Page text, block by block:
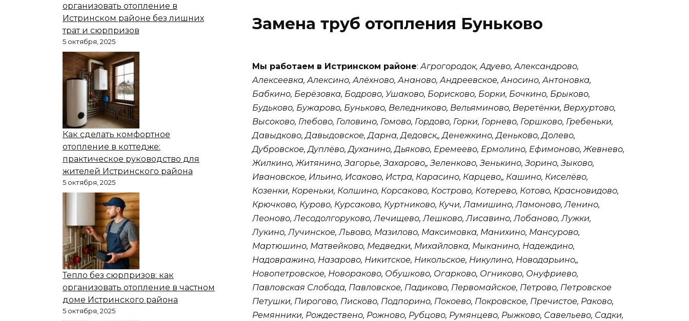
Замена труб отопления Буньково
Мы работаем в Истринском районе:Агрогородок, Адуево, Александрово,
Алексеевка, Алексино, Алёхново, Ананово, Андреевское, Аносино, Антоновка,
Бабкино, Берёзовка, Бодрово, Ушаково, Борисково, Борки, Бочкино, Брыково,
Будьково, Бужарово, Буньково, Веледниково, Вельяминово, Веретёнки, Верхуртово,
Высоково, Глебово, Головино, Гомово, Гордово, Горки, Горнево, Горшково, Гребеньки,
Давыдково, Давыдовское, Дарна, Дедовск,, Денежкино, Деньково, Долево,
Дубровское, Дуплёво, Духанино, Дьяково, Еремеево, Ермолино, Ефимоново, Жевнево,
Жилкино, Житянино, Загорье, Захарово,, Зеленково, Зенькино, Зорино, Зыково,
Ивановское, Ильино, Исаково, Истра, Карасино, Карцево,, Кашино, Киселёво,
Козенки, Кореньки, Колшино, Корсаково, Кострово, Котерево, Котово, Красновидово,
Крючково, Курово, Курсаково, Куртниково, Кучи, Ламишино, Ламоново, Ленино,
Леоново, Лесодолгоруково, Лечищево, Лешково, Лисавино, Лобаново, Лужки,
Лукино, Лучинское, Львово, Мазилово, Максимовка, Манихино, Мансурово,
Мартюшино, Матвейково, Медведки, Михайловка, Мыканино, Надеждино,
Надовражино, Назарово, Никитское, Никольское, Никулино, Новодарьино,,
Новопетровское, Новораково, Обушково, Огарково, Огниково, Онуфриево,
Павловская Слобода, Павловское, Падиково, Первомайское, Петрово, Петровское
Петушки, Пирогово, Писково, Подпорино, Покоево, Покровское, Пречистое, Раково,
Ремянники, Рождествено, Рожново, Рубцово, Румянцево, Рыжково, Савельево, Садки,
организовать отопление в
Истринском районе без лишних
трат и сюрпризов
5 октября, 2025
Как сделать комфортное
отопление в коттедже:
практическое руководство для
жителей Истринского района
5 октября, 2025
Тепло без сюрпризов: как
организовать отопление в частном
доме Истринского района
5 октября, 2025